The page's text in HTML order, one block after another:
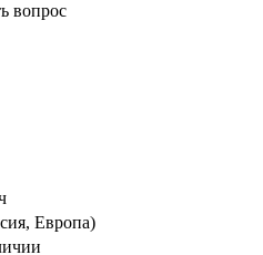
вопрос
Европа)